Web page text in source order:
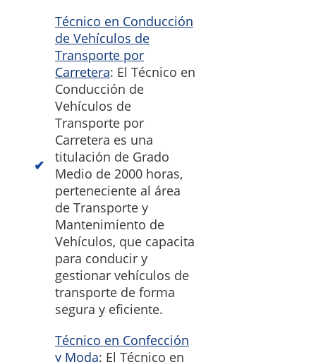
Técnico en Conducción
de Vehículos de
Transporte por
Carretera: El Técnico en
Conducción de
Vehículos de
Transporte por
Carretera es una
titulación de Grado
Medio de 2000 horas,
perteneciente al área
de Transporte y
Mantenimiento de
Vehículos, que capacita
para conducir y
gestionar vehículos de
transporte de forma
segura y eficiente.
Técnico en Confección
y Moda: El Técnico en